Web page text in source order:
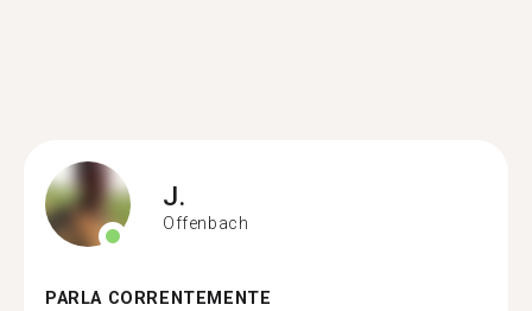
J.
Offenbach
PARLA CORRENTEMENTE